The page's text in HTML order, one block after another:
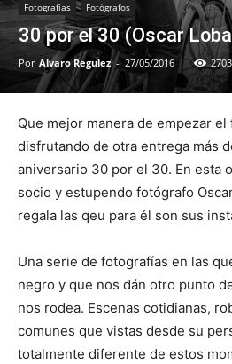
Fotografías
Fotógrafos
30 por el 30 (Oscar
Por Alvaro Regulez - 27/05/2016 2703
Que mejor manera de empezar el
disfrutando de otra entrega más
aniversario 30 por el 30. En esta
socio y estupendo fotógrafo
regala las qeu para él son sus
Una serie de fotografías en las
negro y que nos dán otro punto
nos rodea. Escenas cotidianas,
comunes que vistas desde su
totalmente diferente de estos